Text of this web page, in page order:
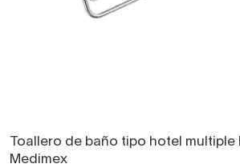
Toallero de baño tipo hotel multiple
Medimex